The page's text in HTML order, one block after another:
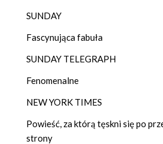
SUNDAY
Fascynująca fabuła
SUNDAY TELEGRAPH
Fenomenalne
NEW YORK TIMES
Powieść, za którą tęskni się po
strony